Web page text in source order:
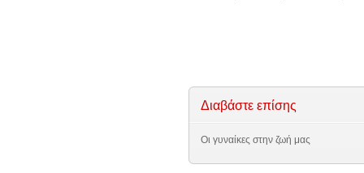
Διαβάστε επίσης
Οι γυναίκες στην ζωή μας